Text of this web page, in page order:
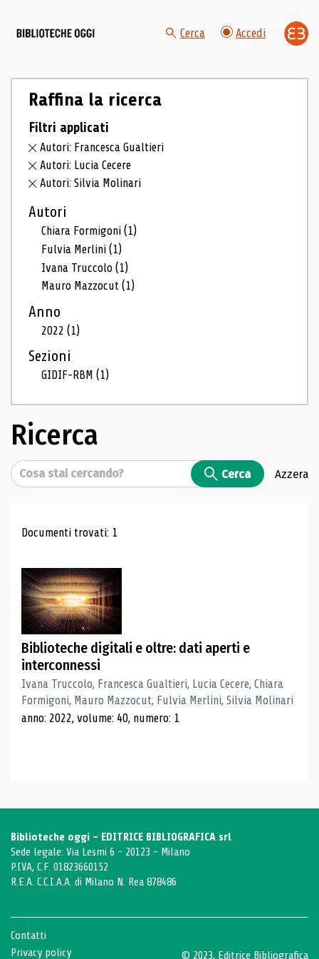
Cerca Accedi
Raffina la ricerca
Filtri applicati
Autori: Francesca Gualtieri
Autori: Lucia Cecere
Autori: Silvia Molinari
Autori
Chiara Formigoni(1)
Fulvia Merlini(1)
Ivana Truccolo(1)
Mauro Mazzocut(1)
Anno
2022(1)
Sezioni
GIDIF-RBM(1)
Ricerca
Cerca Cerca Azzera
Risultati di ricerca
Documenti trovati: 1
Biblioteche digitali e oltre: dati aperti e
interconnessi
Ivana Truccolo, Francesca Gualtieri, Lucia Cecere, Chiara
Formigoni, Mauro Mazzocut, Fulvia Merlini, Silvia Molinari
anno: 2022, volume: 40, numero: 1
Biblioteche oggi - EDITRICE BIBLIOGRAFICA srl
Sede legale: Via Lesmi 6 - 20123 - Milano
P.IVA, C.F. 01823660152
R.E.A. C.C.I.A.A. di Milano N. Rea 878486
Contatti
Privacy policy
© 2023, Editrice Bibliografica